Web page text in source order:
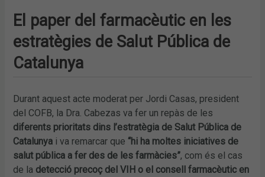
El paper del farmacèutic en les
estratègies de Salut Pública de
Catalunya
Durant aquest acte moderat per Jordi Casas, president
del COFB, la Dra. Cabezas va fer un repàs de les
diferents prioritats dins l’estratègia de Salut Pública de
Catalunya i va remarcar que “hi ha moltes iniciatives de
salut pública a fer des de les farmàcies”, com és el cas
de la detecció precoç del VIH o el consell farmacèutic en